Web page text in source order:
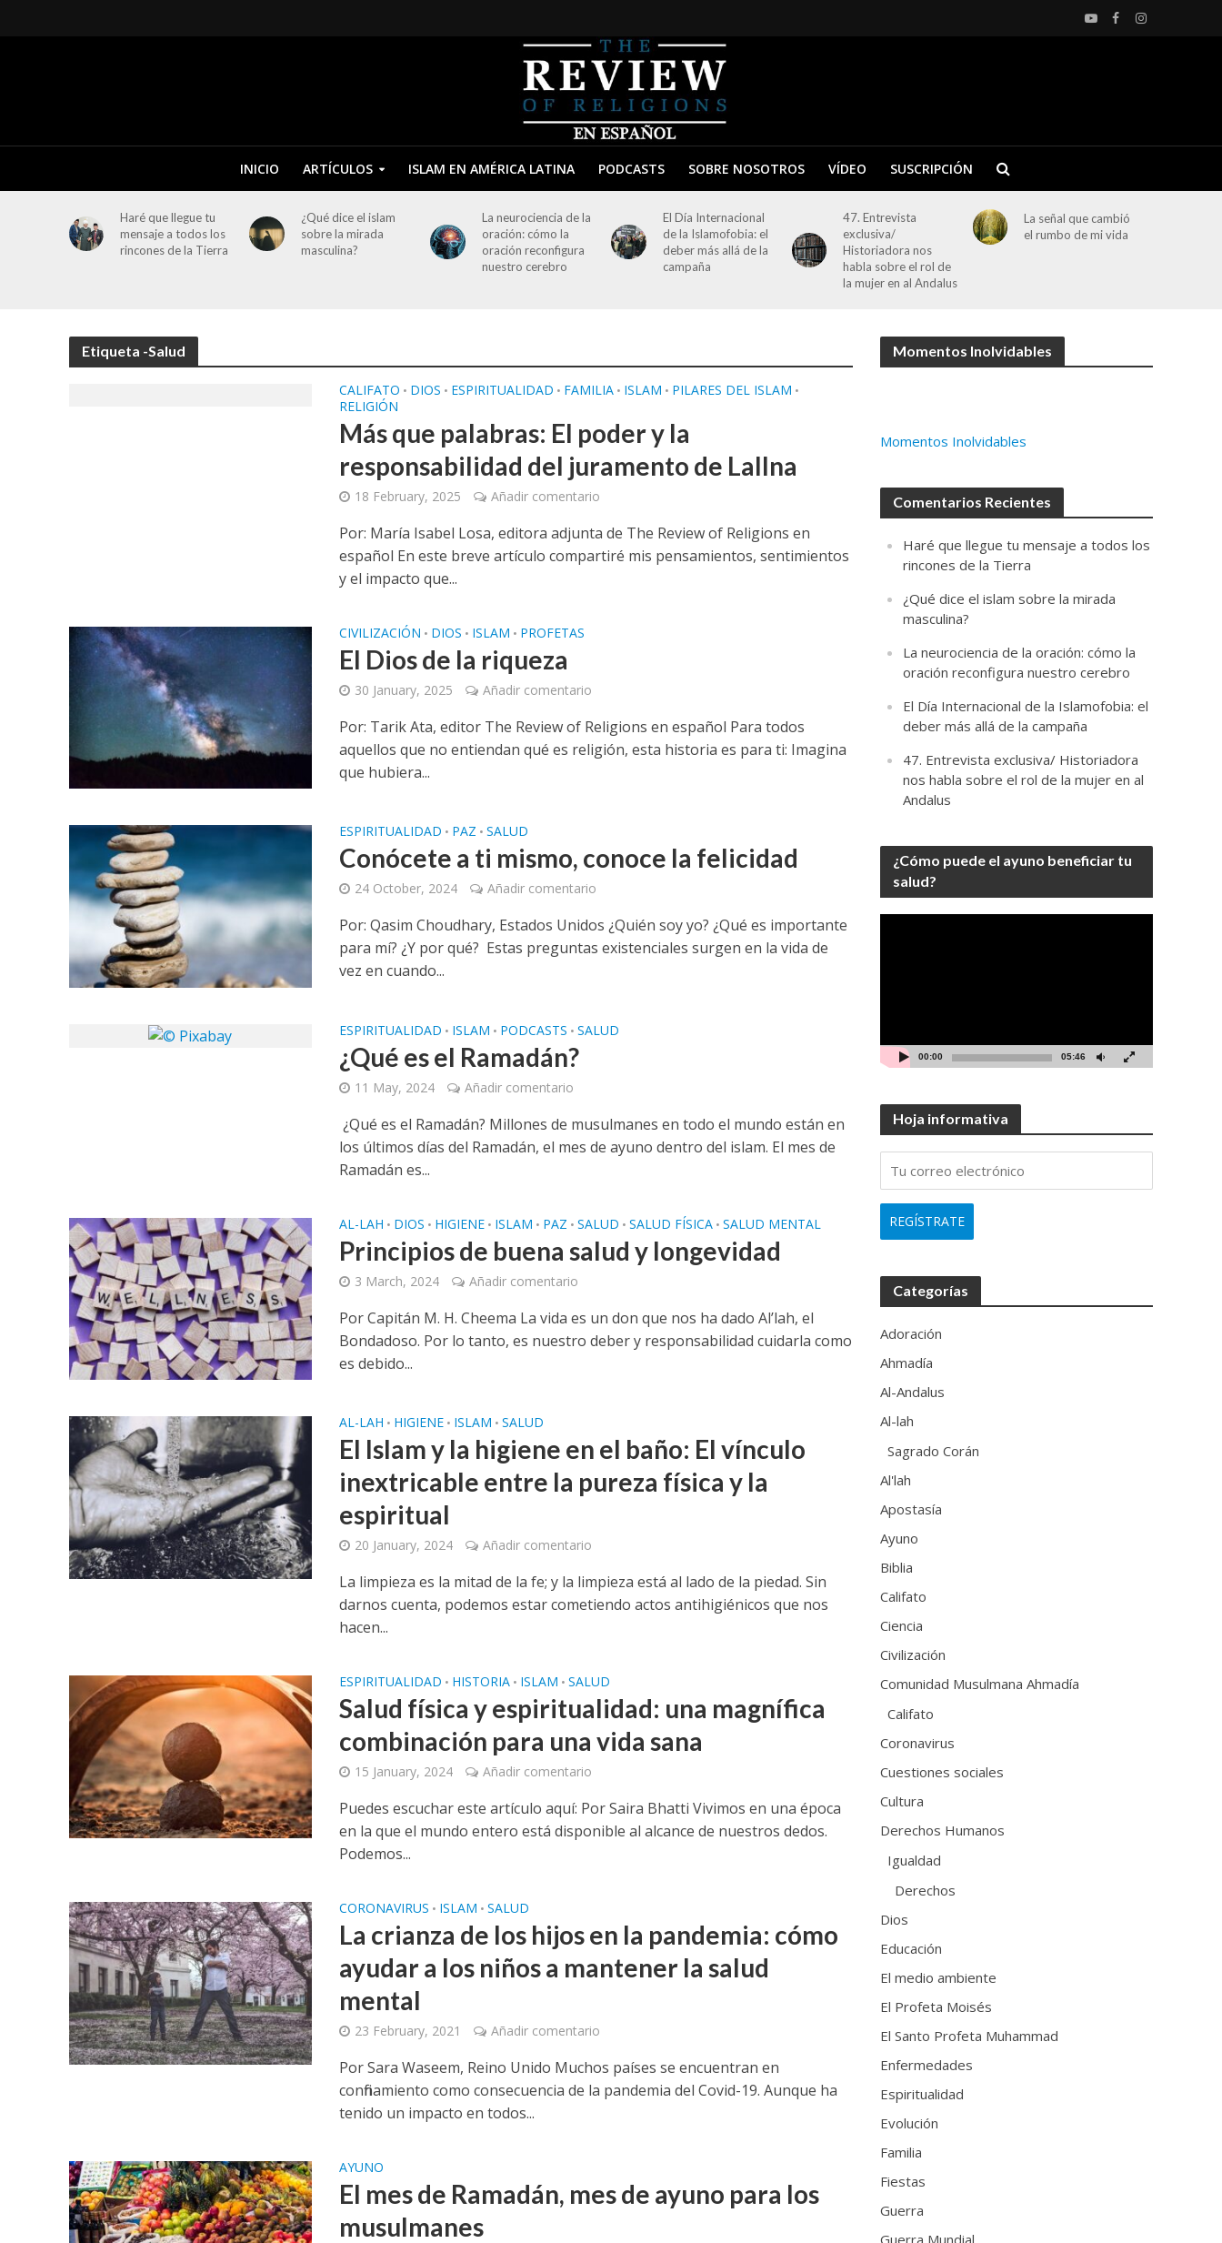
INICIO ARTÍCULOS ISLAM EN AMÉRICA LATINA PODCASTS SOBRE NOSOTROS VÍDEO SUSCRIPCIÓN
Haré que llegue tu
mensaje a todos los
rincones de la Tierra
¿Qué dice el islam
sobre la mirada
masculina?
La neurociencia de la
oración: cómo la
oración reconfigura
nuestro cerebro
El Día Internacional
de la Islamofobia: el
deber más allá de la
campaña
47. Entrevista
exclusiva/
Historiadora nos
habla sobre el rol de
la mujer en al Andalus
La señal que cambió
el rumbo de mi vida
Etiqueta -Salud
CALIFATO • DIOS • ESPIRITUALIDAD • FAMILIA • ISLAM • PILARES DEL ISLAM •
RELIGIÓN
Más que palabras: El poder y la
responsabilidad del juramento de Lallna
18 February, 2025 Añadir comentario
Por: María Isabel Losa, editora adjunta de The Review of Religions en
español En este breve artículo compartiré mis pensamientos, sentimientos
y el impacto que...
CIVILIZACIÓN • DIOS • ISLAM • PROFETAS
El Dios de la riqueza
30 January, 2025 Añadir comentario
Por: Tarik Ata, editor The Review of Religions en español Para todos
aquellos que no entiendan qué es religión, esta historia es para ti: Imagina
que hubiera...
ESPIRITUALIDAD • PAZ • SALUD
Conócete a ti mismo, conoce la felicidad
24 October, 2024 Añadir comentario
Por: Qasim Choudhary, Estados Unidos ¿Quién soy yo? ¿Qué es importante
para mí? ¿Y por qué? Estas preguntas existenciales surgen en la vida de
vez en cuando...
ESPIRITUALIDAD • ISLAM • PODCASTS • SALUD
¿Qué es el Ramadán?
11 May, 2024 Añadir comentario
¿Qué es el Ramadán? Millones de musulmanes en todo el mundo están en
los últimos días del Ramadán, el mes de ayuno dentro del islam. El mes de
Ramadán es...
AL-LAH • DIOS • HIGIENE • ISLAM • PAZ • SALUD • SALUD FÍSICA • SALUD MENTAL
Principios de buena salud y longevidad
3 March, 2024 Añadir comentario
Por Capitán M. H. Cheema La vida es un don que nos ha dado Al’lah, el
Bondadoso. Por lo tanto, es nuestro deber y responsabilidad cuidarla como
es debido...
AL-LAH • HIGIENE • ISLAM • SALUD
El Islam y la higiene en el baño: El vínculo
inextricable entre la pureza física y la
espiritual
20 January, 2024 Añadir comentario
La limpieza es la mitad de la fe; y la limpieza está al lado de la piedad. Sin
darnos cuenta, podemos estar cometiendo actos antihigiénicos que nos
hacen...
ESPIRITUALIDAD • HISTORIA • ISLAM • SALUD
Salud física y espiritualidad: una magnífica
combinación para una vida sana
15 January, 2024 Añadir comentario
Puedes escuchar este artículo aquí: Por Saira Bhatti Vivimos en una época
en la que el mundo entero está disponible al alcance de nuestros dedos.
Podemos...
CORONAVIRUS • ISLAM • SALUD
La crianza de los hijos en la pandemia: cómo
ayudar a los niños a mantener la salud
mental
23 February, 2021 Añadir comentario
Por Sara Waseem, Reino Unido Muchos países se encuentran en
confinamiento como consecuencia de la pandemia del Covid-19. Aunque ha
tenido un impacto en todos...
AYUNO
El mes de Ramadán, mes de ayuno para los
musulmanes
Momentos Inolvidables
Momentos Inolvidables
Comentarios Recientes
Haré que llegue tu mensaje a todos los
rincones de la Tierra
¿Qué dice el islam sobre la mirada
masculina?
La neurociencia de la oración: cómo la
oración reconfigura nuestro cerebro
El Día Internacional de la Islamofobia: el
deber más allá de la campaña
47. Entrevista exclusiva/ Historiadora
nos habla sobre el rol de la mujer en al
Andalus
¿Cómo puede el ayuno beneficiar tu
salud?
00:00 05:46
Hoja informativa
Categorías
Adoración
Ahmadía
Al-Andalus
Al-lah
Sagrado Corán
Al'lah
Apostasía
Ayuno
Biblia
Califato
Ciencia
Civilización
Comunidad Musulmana Ahmadía
Califato
Coronavirus
Cuestiones sociales
Cultura
Derechos Humanos
Igualdad
Derechos
Dios
Educación
El medio ambiente
El Profeta Moisés
El Santo Profeta Muhammad
Enfermedades
Espiritualidad
Evolución
Familia
Fiestas
Guerra
Guerra Mundial